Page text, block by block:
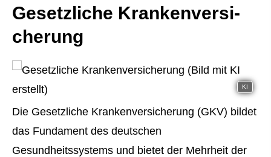
Gesetzliche Kranken­ver­si­
che­rung
KI
Die Gesetzliche Kranken­ver­si­che­rung (GKV) bildet
das Fundament des deutschen
Gesundheitssystems und bietet der Mehrheit der